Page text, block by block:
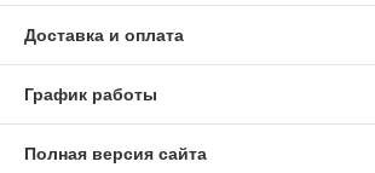
Доставка и оплата
График работы
Полная версия сайта